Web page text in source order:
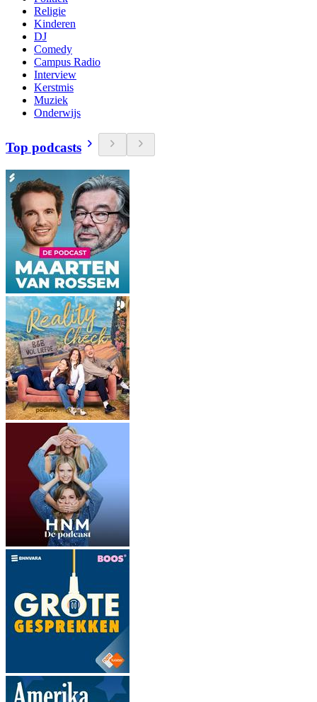
Religie
Kinderen
DJ
Comedy
Campus Radio
Interview
Kerstmis
Muziek
Onderwijs
Top podcasts